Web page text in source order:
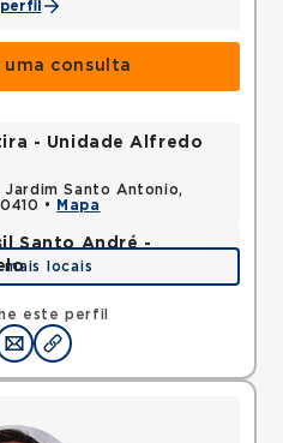
uma consulta
este perfil
- Unidade Alfredo
Santo Antonio,
•
Mapa
Santo André -
Santo Andre, SP,
mais locais